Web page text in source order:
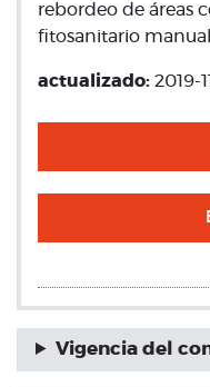
rebordeo de áreas
fitosanitario manual.
actualizado: 2019-
Vigencia del